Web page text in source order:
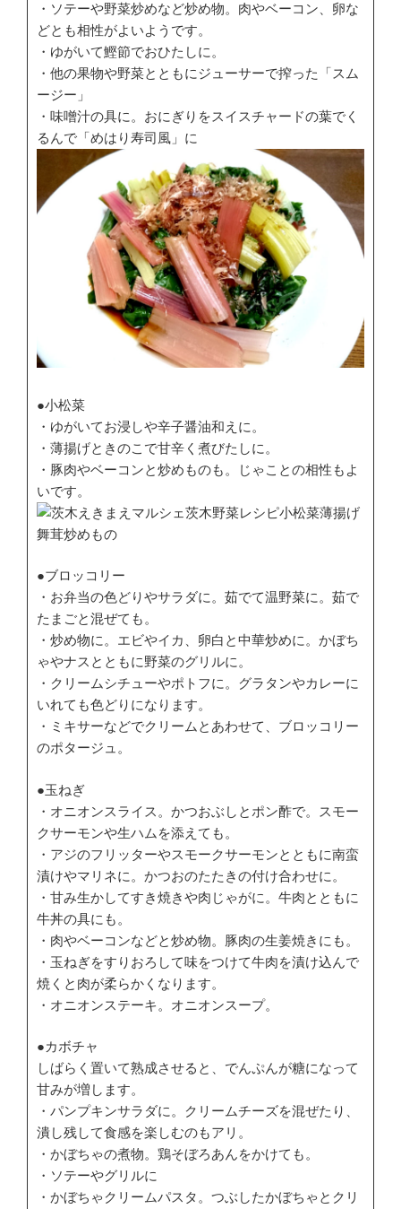
・ソテーや野菜炒めなど炒め物。肉やベーコン、卵な
どとも相性がよいようです。
・ゆがいて鰹節でおひたしに。
・他の果物や野菜とともにジューサーで搾った「スム
ージー」
・味噌汁の具に。おにぎりをスイスチャードの葉でく
るんで「めはり寿司風」に
●小松菜
・ゆがいてお浸しや辛子醤油和えに。
・薄揚げときのこで甘辛く煮びたしに。
・豚肉やベーコンと炒めものも。じゃことの相性もよ
いです。
●ブロッコリー
・お弁当の色どりやサラダに。茹でて温野菜に。茹で
たまごと混ぜても。
・炒め物に。エビやイカ、卵白と中華炒めに。かぼち
ゃやナスとともに野菜のグリルに。
・クリームシチューやポトフに。グラタンやカレーに
いれても色どりになります。
・ミキサーなどでクリームとあわせて、ブロッコリー
のポタージュ。
●玉ねぎ
・オニオンスライス。かつおぶしとポン酢で。スモー
クサーモンや生ハムを添えても。
・アジのフリッターやスモークサーモンとともに南蛮
漬けやマリネに。かつおのたたきの付け合わせに。
・甘み生かしてすき焼きや肉じゃがに。牛肉とともに
牛丼の具にも。
・肉やベーコンなどと炒め物。豚肉の生姜焼きにも。
・玉ねぎをすりおろして味をつけて牛肉を漬け込んで
焼くと肉が柔らかくなります。
・オニオンステーキ。オニオンスープ。
●カボチャ
しばらく置いて熟成させると、でんぷんが糖になって
甘みが増します。
・パンプキンサラダに。クリームチーズを混ぜたり、
潰し残して食感を楽しむのもアリ。
・かぼちゃの煮物。鶏そぼろあんをかけても。
・ソテーやグリルに
・かぼちゃクリームパスタ。つぶしたかぼちゃとクリ